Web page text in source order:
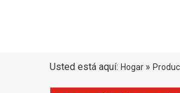
Usted está aquí: Hogar »